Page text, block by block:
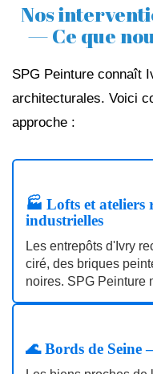
Nos
— Ce que
SPG Peinture connaît
architecturales. Voici
approche :
🏭 Lofts et
industrielles
Les entrepôts d'Ivry
ciré, des briques
noires. SPG Peinture
🌊 Bords de